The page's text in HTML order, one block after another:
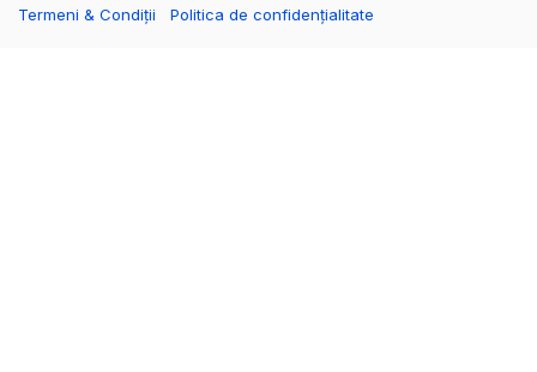
Termeni & Condiții
Politica de confidențialitate